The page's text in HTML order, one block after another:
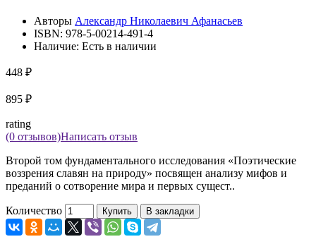
Авторы Александр Николаевич Афанасьев
ISBN: 978-5-00214-491-4
Наличие: Есть в наличии
448 ₽
895 ₽
rating
(0 отзывов)Написать отзыв
Второй том фундаментального исследования «Поэтические
воззрения славян на природу» посвящен анализу мифов и
преданий о сотворение мира и первых сущест..
Количество Купить В закладки